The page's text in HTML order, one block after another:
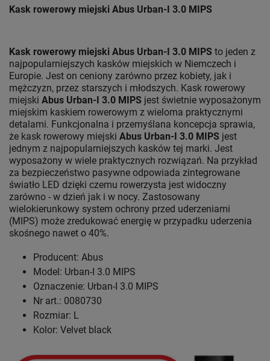
Kask rowerowy miejski Abus Urban-I 3.0 MIPS
Kask rowerowy miejski Abus Urban-I 3.0 MIPS to jeden z
najpopularniejszych kasków miejskich w Niemczech i
Europie. Jest on ceniony zarówno przez kobiety, jak i
mężczyzn, przez starszych i młodszych. Kask rowerowy
miejski Abus Urban-I 3.0 MIPS jest świetnie wyposażonym
miejskim kaskiem rowerowym z wieloma praktycznymi
detalami. Funkcjonalna i przemyślana koncepcja sprawia,
że kask rowerowy miejski Abus Urban-I 3.0 MIPS jest
jednym z najpopularniejszych kasków tej marki. Jest
wyposażony w wiele praktycznych rozwiązań. Na przykład
za bezpieczeństwo pasywne odpowiada zintegrowane
światło LED dzięki czemu rowerzysta jest widoczny
zarówno - w dzień jak i w nocy. Zastosowany
wielokierunkowy system ochrony przed uderzeniami
(MIPS) może zredukować energię w przypadku uderzenia
skośnego nawet o 40%.
Producent: Abus
Model: Urban-I 3.0 MIPS
Oznaczenie: Urban-I 3.0 MIPS
Nr art.: 0080730
Rozmiar: L
Kolor: Velvet black